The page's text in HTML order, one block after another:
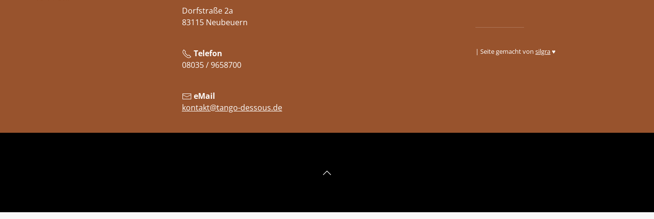
Dorfstraße 2a
83115 Neubeuern
Telefon
08035 / 9658700
eMail
kontakt@tango-dessous.de
| Seite gemacht vonsilgra♥